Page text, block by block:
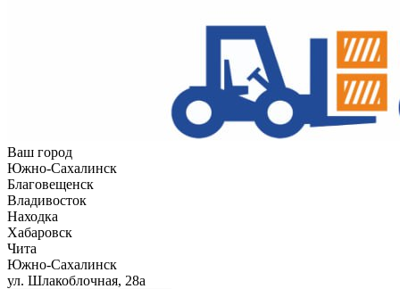
Ваш город
Южно-Сахалинск
Благовещенск
Владивосток
Находка
Хабаровск
Чита
Южно-Сахалинск
ул. Шлакоблочная, 28а